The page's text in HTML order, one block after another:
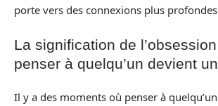
porte vers des connexions plus
La signification de
penser à quelqu’un devient
Il y a des moments où penser à